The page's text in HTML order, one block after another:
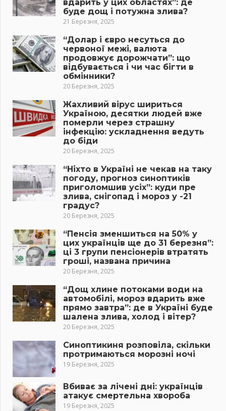
вдарить у цих областях”: де
буде дощ і потужна злива?
21 Березня, 2025
“Долар і євро несуться до
червоної межі, валюта
продовжує дорожчати”: що
відбувається і чи час бігти в
обмінники?
20 Березня, 2025
Жахливий вірус шириться
Україною, десятки людей вже
померли через страшну
інфекцію: ускладнення ведуть
до біди
20 Березня, 2025
“Ніхто в Україні не чекав на таку
погоду, прогноз синоптиків
приголомшив усіх”: куди пре
злива, снігопад і мороз у -21
градус?
20 Березня, 2025
“Пенсія зменшиться на 50% у
цих українців ще до 31 березня”:
ці 3 групи пенсіонерів втратять
гроші, названа причина
20 Березня, 2025
“Дощ хлине потоками води на
автомобілі, мороз вдарить вже
прямо завтра”: де в Україні буде
шалена злива, холод і вітер?
20 Березня, 2025
Синоптикиня розповіла, скільки
протримаються морозні ночі
19 Березня, 2025
Вбиває за лічені дні: українців
атакує смертельна хвороба
19 Березня, 2025